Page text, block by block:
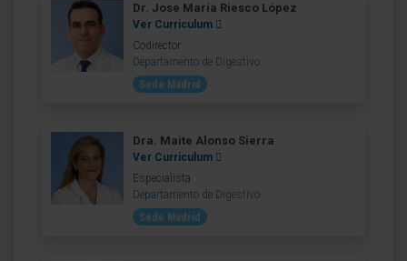
Dr. Jose María Riesco López
Ver Curriculum
Codirector
Departamento de Digestivo
Sede Madrid
Dra. Maite Alonso Sierra
Ver Curriculum
Especialista
Departamento de Digestivo
Sede Madrid